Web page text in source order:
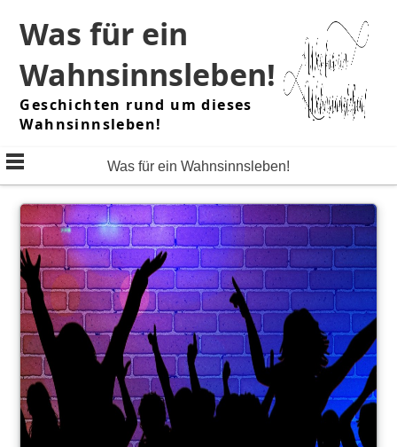
content
Was für ein
Wahnsinnsleben!
Geschichten rund um dieses
Wahnsinnsleben!
Was für ein Wahnsinnsleben!